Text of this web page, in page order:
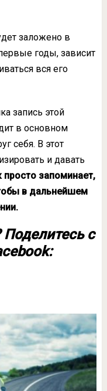
заложено в
годы, зависит
вся его
запись этой
в основном
себя. В этот
и давать
просто запоминает,
в дальнейшем
Поделитесь с